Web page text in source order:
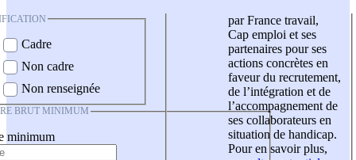
Cadre
Non cadre
Non renseignée
BRUT MINIMUM
minimum
par France travail,
Cap emploi et ses
partenaires pour ses
actions concrètes en
faveur du recrutement,
de l’intégration et de
l’accompagnement de
ses collaborateurs en
situation de handicap.
Pour en savoir plus,